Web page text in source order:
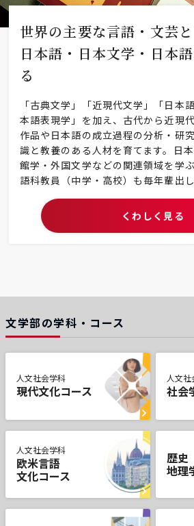
世界の主要な言語・文芸
日本語・日本文学・日本
る
「古典文学」「近現代文学」「日本
本語表現学」を加え、古代から近現
作品や日本語の成立過程の分析・研
識と教養のある人材を育てます。日
館学・外国文学などの関連領域を学
語科教員（中学・高校）も毎年輩出し
くわしく見る
文学部の学科・コース
人文社会学科
現代文化コース
人文
社会
人文社会学科
欧米言語
文化コース
歴史
地理